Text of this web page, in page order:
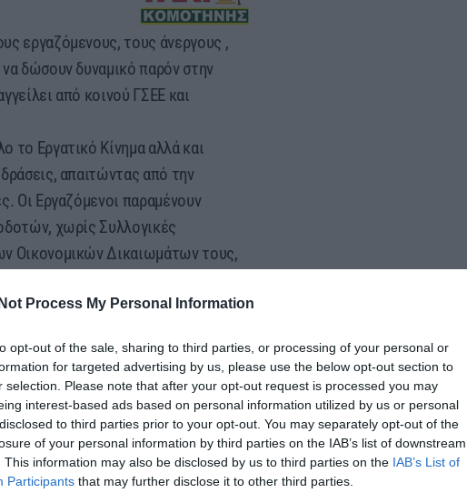
Process My Personal Information
opt-out of the sale, sharing to third parties, or processing of your personal or
for targeted advertising by us, please use the below opt-out section to
selection. Please note that after your opt-out request is processed you may
interest-based ads based on personal information utilized by us or personal
to third parties prior to your opt-out. You may separately opt-out of the
of your personal information by third parties on the IAB’s list of downstream
This information may also be disclosed by us to third parties on the IAB’s List of
Participants that may further disclose it to other third parties.
εργαζόμενους, τους άνεργους ,
δώσουν δυναμικό παρόν στην
από κοινού ΓΣΕΕ και
το Εργατικό Κίνημα αλλά και
απαιτώντας από την
Οι Εργαζόμενοι παραμένουν
χωρίς Συλλογικές
Οικονομικών Δικαιωμάτων τους,
Δικαιωμάτων τους.
για τα Ελληνικά
στις 15 μέρες.
φορολογείτε το φιλοδώρημα του
τη Συνδικαλιστική
830 € μεικτά πήγε στα 880 €,
στον κόσμο που υποφέρει.
εμμένοντας στην Αντιλαϊκή,